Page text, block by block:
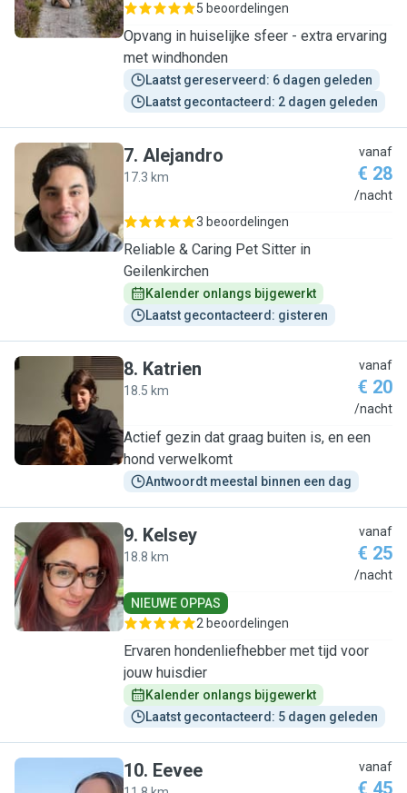
5 beoordelingen
Opvang in huiselijke sfeer - extra ervaring
met windhonden
Laatst gereserveerd: 6 dagen geleden
Laatst gecontacteerd: 2 dagen geleden
A
7. Alejandro
17.3 km
vanaf
€ 28
/nacht
3 beoordelingen
Reliable & Caring Pet Sitter in
Geilenkirchen
Kalender onlangs bijgewerkt
Laatst gecontacteerd: gisteren
K
8. Katrien
18.5 km
vanaf
€ 20
/nacht
Actief gezin dat graag buiten is, en een
hond verwelkomt
Antwoordt meestal binnen een dag
K
9. Kelsey
18.8 km
vanaf
€ 25
/nacht
NIEUWE OPPAS
2 beoordelingen
Ervaren hondenliefhebber met tijd voor
jouw huisdier
Kalender onlangs bijgewerkt
Laatst gecontacteerd: 5 dagen geleden
10. Eevee vanaf
€ 45